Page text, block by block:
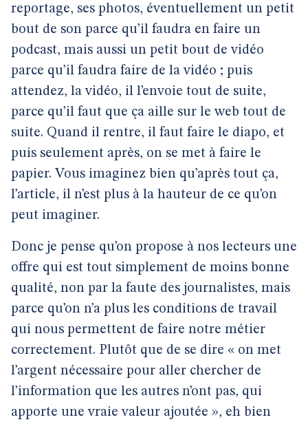
reportage, ses photos, éventuellement un petit
bout de son parce qu’il faudra en faire un
podcast, mais aussi un petit bout de vidéo
parce qu’il faudra faire de la vidéo ; puis
attendez, la vidéo, il l’envoie tout de suite,
parce qu’il faut que ça aille sur le web tout de
suite. Quand il rentre, il faut faire le diapo, et
puis seulement après, on se met à faire le
papier. Vous imaginez bien qu’après tout ça,
l’article, il n’est plus à la hauteur de ce qu’on
peut imaginer.
Donc je pense qu’on propose à nos lecteurs une
offre qui est tout simplement de moins bonne
qualité, non par la faute des journalistes, mais
parce qu’on n’a plus les conditions de travail
qui nous permettent de faire notre métier
correctement. Plutôt que de se dire « on met
l’argent nécessaire pour aller chercher de
l’information que les autres n’ont pas, qui
apporte une vraie valeur ajoutée », eh bien